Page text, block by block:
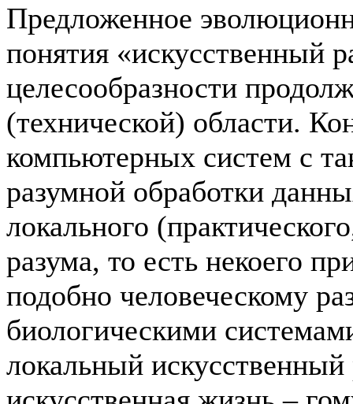
Предложенное
понятия «искусственный
целесообразности
(технической) области.
компьютерных систем с
разумной обработки
локального
разума, то есть некоего
подобно человеческому
биологическими
локальный